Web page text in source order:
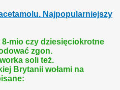
Najpopularniejszy
mio czy dziesięciokrotne
zgon.
soli też.
Brytanii wołami na